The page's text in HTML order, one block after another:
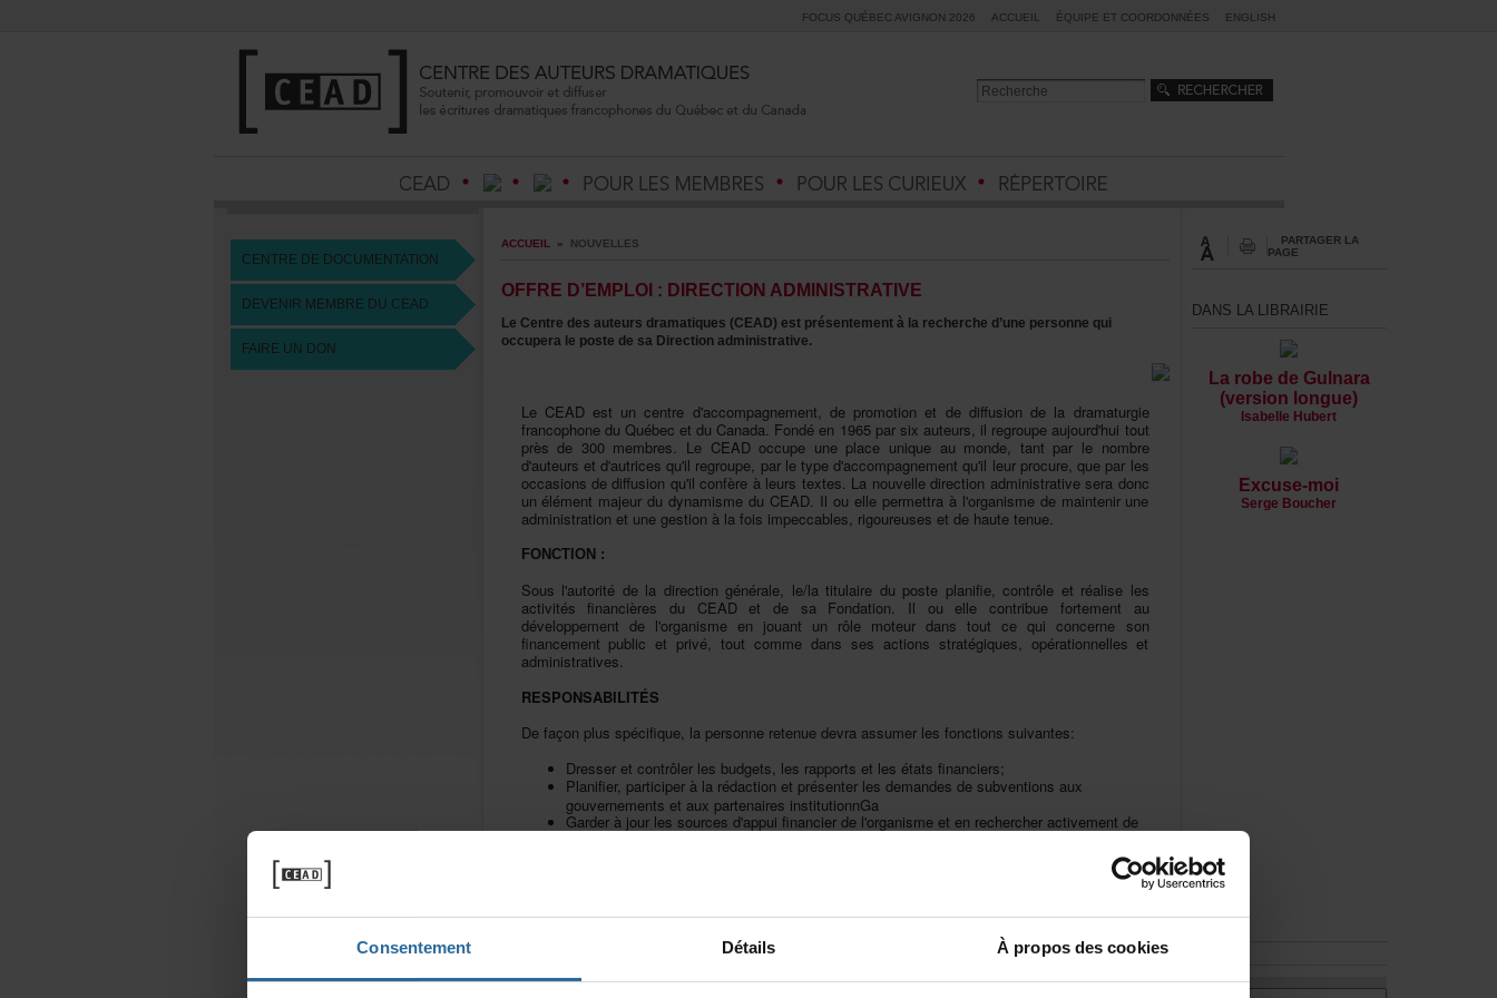
Consentement Détails Àproposdescookies
FOCUSQUÉBECAVIGNON2026 ACCUEIL ÉQUIPEETCOORDONNÉES ENGLISH
CENTREDEDOCUMENTATION
DEVENIRMEMBREDUCEAD
FAIREUNDON
ACCUEIL » NOUVELLES
OFFRED’EMPLOI:DIRECTIONADMINISTRATIVE
LeCentredesauteursdramatiques(CEAD)estprésentementàlarecherched’unepersonnequi
occuperalepostedesaDirectionadministrative.
LeCEADestuncentred'accompagnement,depromotionetdediffusiondeladramaturgie
francophoneduQuébecetduCanada.Fondéen1965parsixauteurs,ilregroupeaujourd'huitout
prèsde300membres.LeCEADoccupeuneplaceuniqueaumonde,tantparlenombre
d'auteursetd'autricesqu'ilregroupe,parletyped'accompagnementqu'illeurprocure,queparles
occasionsdediffusionqu'ilconfèreàleurstextes.Lanouvelledirectionadministrativeseradonc
unélémentmajeurdudynamismeduCEAD.Ilouellepermettraàl'organismedemaintenirune
administrationetunegestionàlafoisimpeccables,rigoureusesetdehautetenue.
FONCTION:
Sousl'autoritédeladirectiongénérale,le/latitulaireduposteplanifie,contrôleetréaliseles
activitésfinancièresduCEADetdesaFondation.Ilouellecontribuefortementau
développementdel'organismeenjouantunrôlemoteurdanstoutcequiconcerneson
financementpublicetprivé,toutcommedanssesactionsstratégiques,opérationnelleset
administratives.
RESPONSABILITÉS
Defaçonplusspécifique,lapersonneretenuedevraassumerlesfonctionssuivantes:
Dresseretcontrôlerlesbudgets,lesrapportsetlesétatsfinanciers;
Planifier,participeràlarédactionetprésenterlesdemandesdesubventionsaux
gouvernementsetauxpartenairesinstitutionnGa
Garderàjourlessourcesd'appuifinancierdel'organismeetenrechercheractivementde
Rendrecomptedel'évolutiondesesdossiersdefaçonrégulière.
Conditionsd'accèsauposte:
PARTAGERLA
PAGE
DANSLALIBRAIRIE
LarobedeGulnara
(versionlongue)
IsabelleHubert
Excuse-moi
SergeBoucher